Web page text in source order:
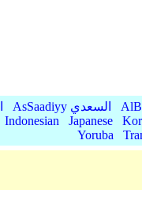
AsSaadiyy السعدي
Indonesian Japanese
Yoruba